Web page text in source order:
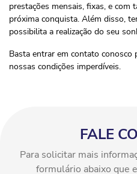
prestações mensais, fixas, e com
próxima conquista. Além disso,
possibilita a realização do seu
Basta entrar em contato
nossas condições imperdíveis.
FALE
Para solicitar mais
formulário abaixo que